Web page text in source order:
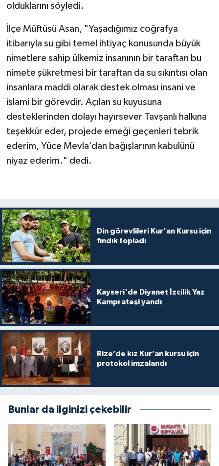
olduklarını söyledi.
İlçe Müftüsü Asan, "Yaşadığımız coğrafya
itibarıyla su gibi temel ihtiyaç konusunda büyük
nimetlere sahip ülkemiz insanının bir taraftan bu
nimete şükretmesi bir taraftan da su sıkıntısı olan
insanlara maddi olarak destek olması insani ve
islami bir görevdir. Açılan su kuyusuna
desteklerinden dolayı hayırsever Tavşanlı halkına
teşekkür eder, projede emeği geçenleri tebrik
ederim, Yüce Mevla’dan bağışlarının kabulünü
niyaz ederim." dedi.
Din görevlileri Kur'an Kursu için
fındık topladı
Kayseri'de Diyanet İzcilik Yaz
Kampı ateşi yandı
Rize’de kız Kur’an kursu için
protokol imzalandı
Bunlar da ilginizi çekebilir
Denizli Müftülüğü
Diyarbakır Müftülüğü
Düzce Müftülüğü
Elazığ Müftülüğü
Erzincan Müftülüğü
Erzurum Müftülüğü
Gaziantep Müftülüğü
Giresun Müftülüğü
Gümüşhane Müftülüğü
Hakkari Müftülüğü
Hatay Müftülüğü
Iğdır Müftülüğü
Isparta Müftülüğü
İstanbul Müftülüğü
İzmir Müftülüğü
Kahramanmaraş Müftülüğü
Karabük Müftülüğü
Diyanet TV
İhtida Haberleri
YAŞAM